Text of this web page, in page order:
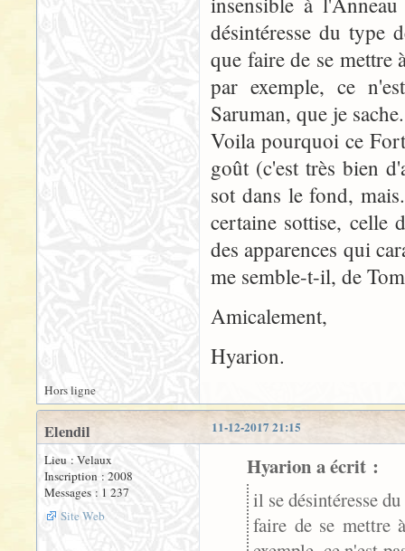
désintéresse du type
que faire de se mettre
par exemple, ce
Saruman, que je
Voila pourquoi ce
goût (c'est très bien
sot dans le fond,
certaine sottise, celle
des apparences qui
me semble-t-il, de
Amicalement,
Hyarion.
Hors ligne
11-12-2017 21:15
Elendil
Lieu : Velaux
Inscription : 2008
Messages : 1 237
Site Web
Hyarion a écrit :
il se désintéresse
faire de se mettre